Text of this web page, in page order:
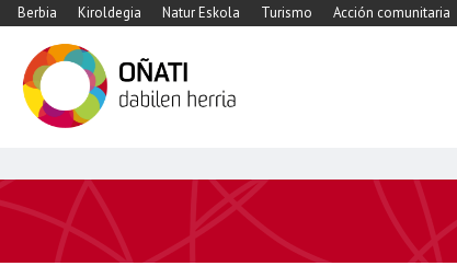
Berbia Kiroldegia Natur Eskola Turismo Acción comunitaria